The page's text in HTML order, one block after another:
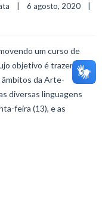
um curso de
objetivo é trazer um
da Arte-
diversas linguagens
feira (13), e as